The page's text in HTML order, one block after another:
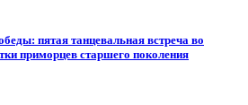
пятая танцевальная встреча во
приморцев старшего поколения